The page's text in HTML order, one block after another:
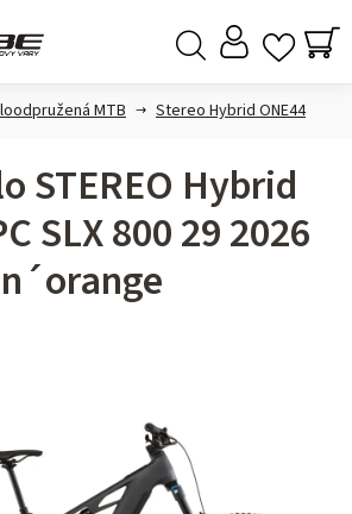
MTB Stereo Hybrid ONE44
STEREO Hybrid
SLX 800 29 2026